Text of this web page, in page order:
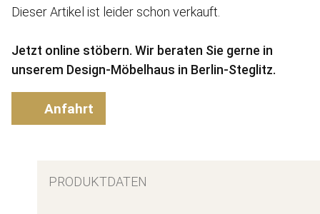
Dieser Artikel ist leider schon verkauft.
Jetzt online stöbern. Wir beraten Sie gerne in
unserem Design-Möbelhaus in Berlin-Steglitz.
Anfahrt
PRODUKTDATEN